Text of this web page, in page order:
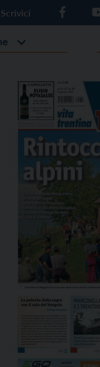
Scrivici